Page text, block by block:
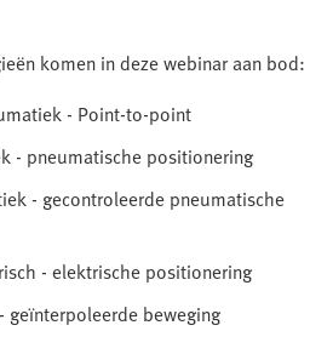
komen in deze webinar aan bod:
- Point-to-point
- pneumatische positionering
- gecontroleerde pneumatische
- elektrische positionering
geïnterpoleerde beweging